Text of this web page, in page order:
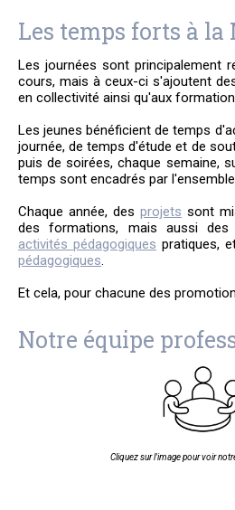
Les temps forts à la
Les journées sont principalement
cours, mais à ceux-ci s'ajoutent
en collectivité ainsi qu'aux
Les jeunes bénéficient de temps
journée, de temps d'étude et de
puis de soirées, chaque semaine,
temps sont encadrés par l'ensemble
Chaque année, des projets sont
des formations, mais aussi
activités pédagogiques pratiques,
pédagogiques.
Et cela, pour chacune des
Notre équipe
Cliquez sur l'image pour voir